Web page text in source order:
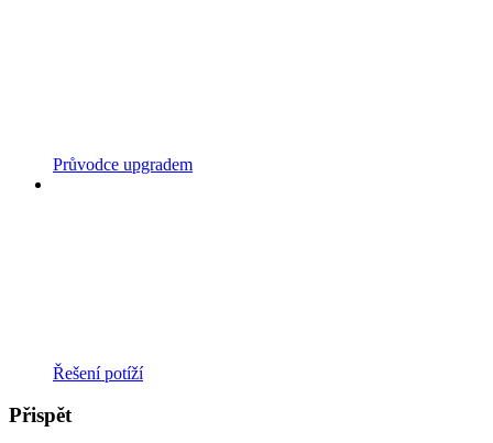
Průvodce upgradem
Řešení potíží
Přispět